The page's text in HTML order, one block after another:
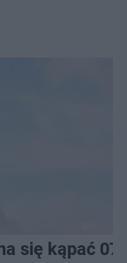
się kąpać